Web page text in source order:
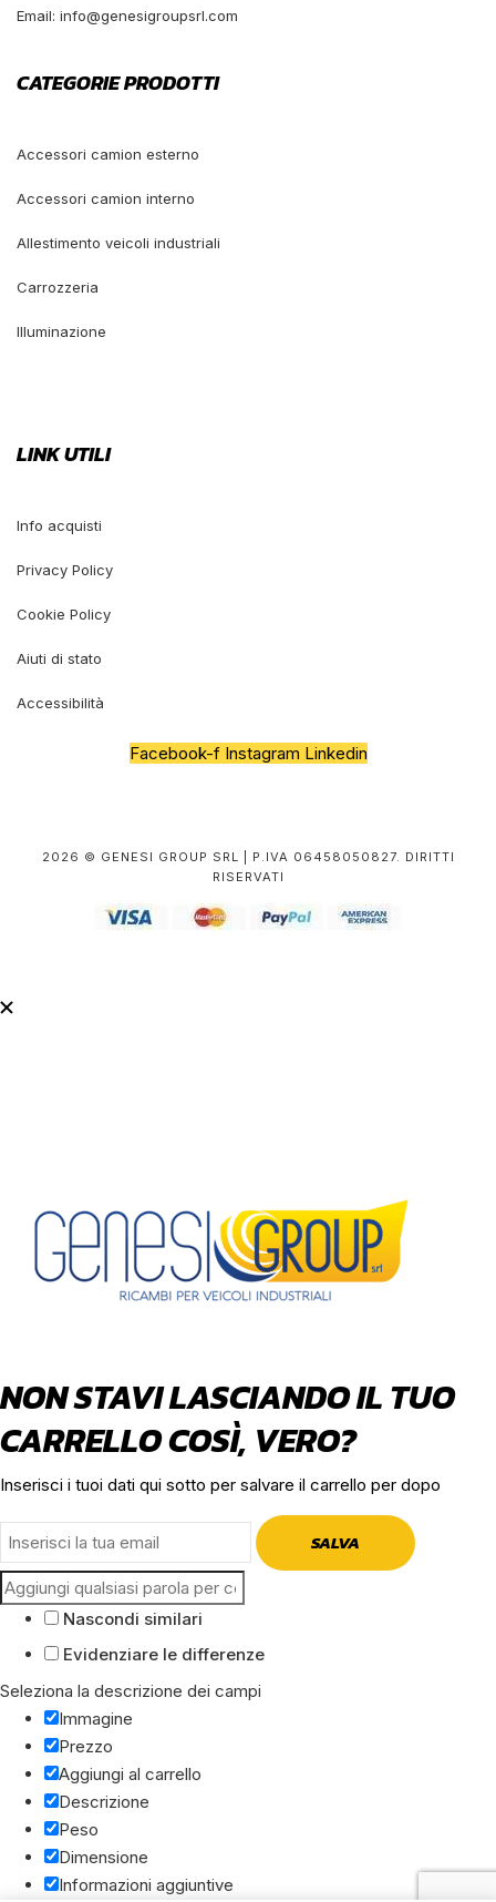
Email: info@genesigroupsrl.com
CATEGORIE PRODOTTI
Accessori camion esterno
Accessori camion interno
Allestimento veicoli industriali
Carrozzeria
Illuminazione
LINK UTILI
Info acquisti
Privacy Policy
Cookie Policy
Aiuti di stato
Accessibilità
Facebook-f Instagram Linkedin
2026 © GENESI GROUP SRL | P.IVA 06458050827. DIRITTI
RISERVATI
NON STAVI LASCIANDO IL TUO
CARRELLO COSÌ, VERO?
Inserisci i tuoi dati qui sotto per salvare il carrello per dopo
SALVA
Nascondi similari
Evidenziare le differenze
Seleziona la descrizione dei campi
Immagine
Prezzo
Aggiungi al carrello
Descrizione
Peso
Dimensione
Informazioni aggiuntive